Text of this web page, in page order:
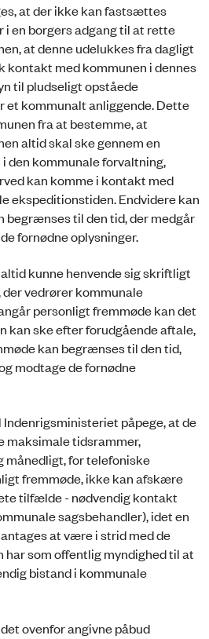
at der ikke kan fastsættes
en borgers adgang til at rette
at denne udelukkes fra dagligt
kontakt med kommunen i dennes
til pludseligt opståede
et kommunalt anliggende. Dette
fra at bestemme, at
altid skal ske gennem en
den kommunale forvaltning,
kan komme i kontakt med
ekspeditionstiden. Endvidere kan
begrænses til den tid, der medgår
fornødne oplysninger.
kunne henvende sig skriftligt
vedrører kommunale
personligt fremmøde kan det
kan ske efter forudgående aftale,
kan begrænses til den tid,
modtage de fornødne
Indenrigsministeriet påpege, at de
maksimale tidsrammer,
månedligt, for telefoniske
fremmøde, ikke kan afskære
tilfælde - nødvendig kontakt
sagsbehandler), idet en
at være i strid med de
som offentlig myndighed til at
bistand i kommunale
ovenfor angivne påbud